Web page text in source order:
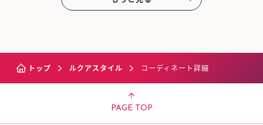
トップ ルクアスタイル コーディネート詳細
PAGE TOP